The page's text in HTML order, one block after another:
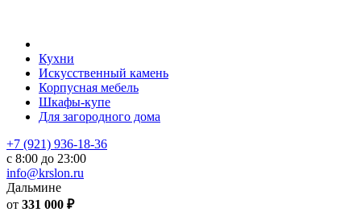
Кухни
Искусственный камень
Корпусная мебель
Шкафы-купе
Для загородного дома
+7 (921) 936-18-36
с 8:00 до 23:00
info@krslon.ru
Дальмине
от 331 000 ₽